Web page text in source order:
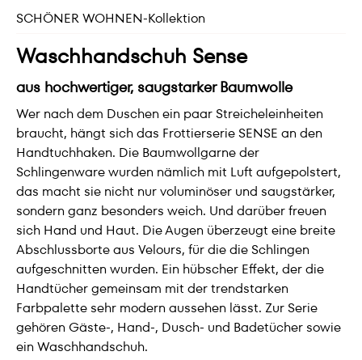
SCHÖNER WOHNEN-Kollektion
Waschhandschuh Sense
aus hochwertiger, saugstarker Baumwolle
Wer nach dem Duschen ein paar Streicheleinheiten
braucht, hängt sich das Frottierserie SENSE an den
Handtuchhaken. Die Baumwollgarne der
Schlingenware wurden nämlich mit Luft aufgepolstert,
das macht sie nicht nur voluminöser und saugstärker,
sondern ganz besonders weich. Und darüber freuen
sich Hand und Haut. Die Augen überzeugt eine breite
Abschlussborte aus Velours, für die die Schlingen
aufgeschnitten wurden. Ein hübscher Effekt, der die
Handtücher gemeinsam mit der trendstarken
Farbpalette sehr modern aussehen lässt. Zur Serie
gehören Gäste-, Hand-, Dusch- und Badetücher sowie
ein Waschhandschuh.